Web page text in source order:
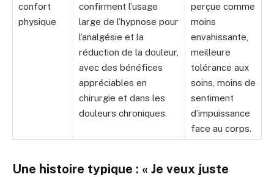
confort
physique
confirment l’usage
large de l’hypnose pour
l’analgésie et la
réduction de la douleur,
avec des bénéfices
appréciables en
chirurgie et dans les
douleurs chroniques.
perçue comme
moins
envahissante,
meilleure
tolérance aux
soins, moins de
sentiment
d’impuissance
face au corps.
Une histoire typique : « Je veux juste